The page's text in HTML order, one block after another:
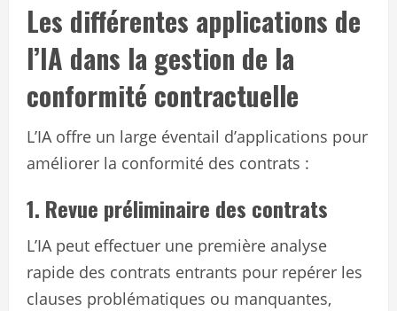
Les différentes applications de
l’IA dans la gestion de la
conformité contractuelle
L’IA offre un large éventail d’applications pour
améliorer la conformité des contrats :
1. Revue préliminaire des contrats
L’IA peut effectuer une première analyse
rapide des contrats entrants pour repérer les
clauses problématiques ou manquantes,